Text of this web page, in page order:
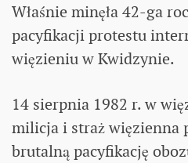
Właśnie minęła 42-ga
pacyfikacji protestu
więzieniu w Kwidzynie.
14 sierpnia 1982 r. w
milicja i straż więzienna
brutalną pacyfikację